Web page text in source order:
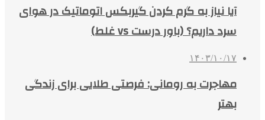
آیا نیاز به گرم کردن گیربکس اتوماتیک در هوای
سرد داریم؟ (باور درست vs غلط)
۱۴۰۳/۱۰/۱۷
مهاجرت به رومانی: فرصتی طلایی برای زندگی
بهتر